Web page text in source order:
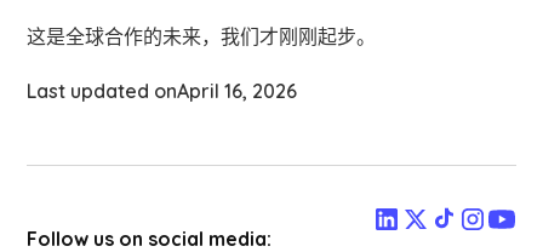
这是全球合作的未来，我们才刚刚起步。
Last updated onApril 16, 2026
Follow us on social media: